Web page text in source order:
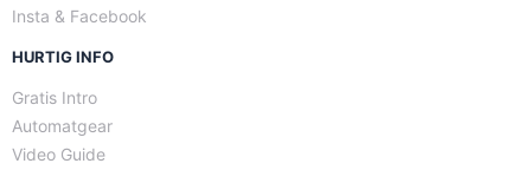
Insta & Facebook
HURTIG INFO
Gratis Intro
Automatgear
Video Guide